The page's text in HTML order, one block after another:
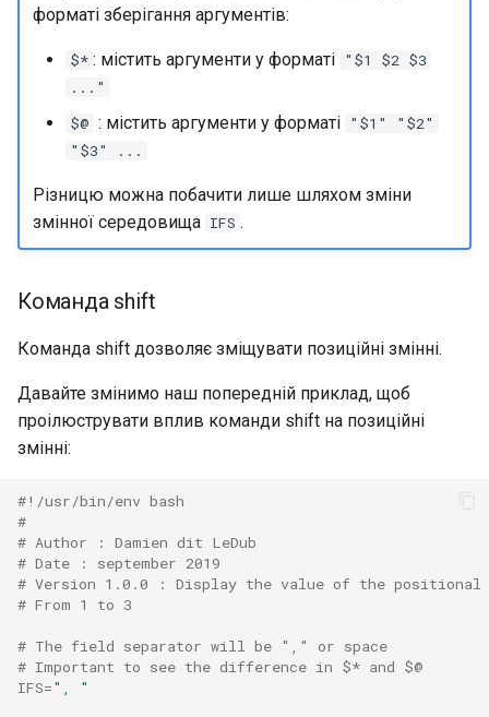
форматі зберігання аргументів:
$* : містить аргументи у форматі "$1 $2 $3
..."
$@ : містить аргументи у форматі "$1" "$2"
"$3" ...
Різницю можна побачити лише шляхом зміни
змінної середовища IFS .
Команда shift
Команда shift дозволяє зміщувати позиційні змінні.
Давайте змінимо наш попередній приклад, щоб
проілюструвати вплив команди shift на позиційні
змінні:
#!/usr/bin/env bash
#
# Author : Damien dit LeDub
# Date : september 2019
# Version 1.0.0 : Display the value of the positional
# From 1 to 3
# The field separator will be "," or space
# Important to see the difference in $* and $@
IFS=", "